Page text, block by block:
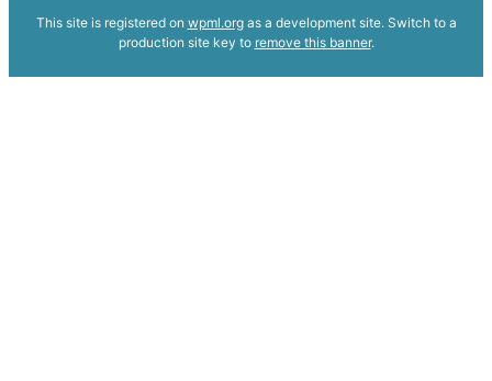
This site is registered on wpml.orgas a development site. Switch to a
production site key to remove this banner.